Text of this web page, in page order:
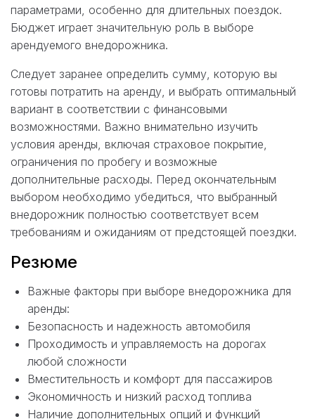
параметрами, особенно для длительных поездок.
Бюджет играет значительную роль в выборе
арендуемого внедорожника.
Следует заранее определить сумму, которую вы
готовы потратить на аренду, и выбрать оптимальный
вариант в соответствии с финансовыми
возможностями. Важно внимательно изучить
условия аренды, включая страховое покрытие,
ограничения по пробегу и возможные
дополнительные расходы. Перед окончательным
выбором необходимо убедиться, что выбранный
внедорожник полностью соответствует всем
требованиям и ожиданиям от предстоящей поездки.
Резюме
Важные факторы при выборе внедорожника для
аренды:
Безопасность и надежность автомобиля
Проходимость и управляемость на дорогах
любой сложности
Вместительность и комфорт для пассажиров
Экономичность и низкий расход топлива
Наличие дополнительных опций и функций